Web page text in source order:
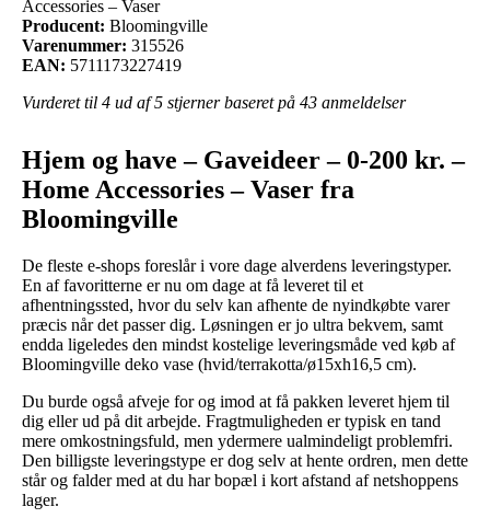
Accessories – Vaser
Producent: Bloomingville
Varenummer: 315526
EAN: 5711173227419
Vurderet til 4 ud af 5 stjerner baseret på 43 anmeldelser
Hjem og have – Gaveideer – 0-200 kr. –
Home Accessories – Vaser fra
Bloomingville
De fleste e-shops foreslår i vore dage alverdens leveringstyper.
En af favoritterne er nu om dage at få leveret til et
afhentningssted, hvor du selv kan afhente de nyindkøbte varer
præcis når det passer dig. Løsningen er jo ultra bekvem, samt
endda ligeledes den mindst kostelige leveringsmåde ved køb af
Bloomingville deko vase (hvid/terrakotta/ø15xh16,5 cm).
Du burde også afveje for og imod at få pakken leveret hjem til
dig eller ud på dit arbejde. Fragtmuligheden er typisk en tand
mere omkostningsfuld, men ydermere ualmindeligt problemfri.
Den billigste leveringstype er dog selv at hente ordren, men dette
står og falder med at du har bopæl i kort afstand af netshoppens
lager.